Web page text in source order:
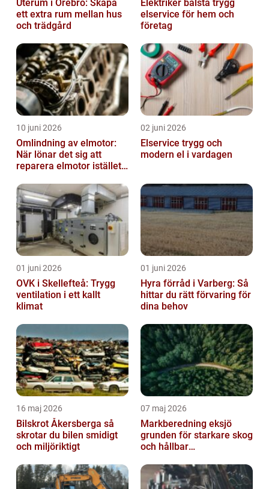
Uterum i Örebro: Skapa
ett extra rum mellan hus
och trädgård
Elektriker bålsta trygg
elservice för hem och
företag
10 juni 2026
Omlindning av elmotor:
När lönar det sig att
reparera elmotor istället
02 juni 2026
Elservice trygg och
modern el i vardagen
01 juni 2026
OVK i Skellefteå: Trygg
ventilation i ett kallt
klimat
01 juni 2026
Hyra förråd i Varberg: Så
hittar du rätt förvaring för
dina behov
16 maj 2026
Bilskrot Åkersberga så
skrotar du bilen smidigt
och miljöriktigt
07 maj 2026
Markberedning eksjö
grunden för starkare skog
och hållbar